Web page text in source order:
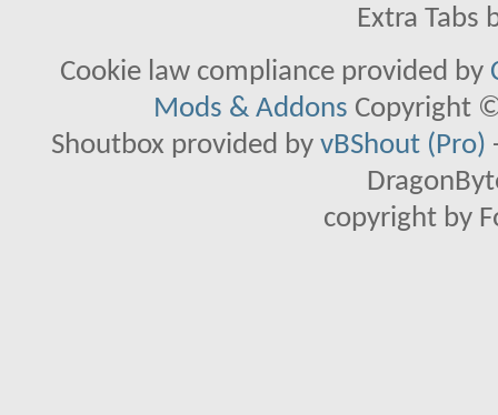
Extra Tabs
Cookie law compliance provided by
Mods & Addons Copyright
Shoutbox provided by vBShout (Pro)
copyright by